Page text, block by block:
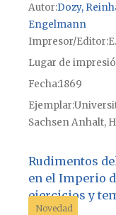
Autor Dozy,
Engelmann
Impresor/Editor
Lugar de
Fecha1869
Ejemplar
Sachsen Anhalt,
Rudimentos
en el Imperio
ejercicios y
Novedad